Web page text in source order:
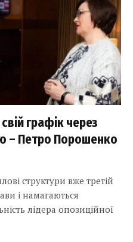
графік через
– Петро Порошенко
структури вже третій
і намагаються
лідера опозиційної